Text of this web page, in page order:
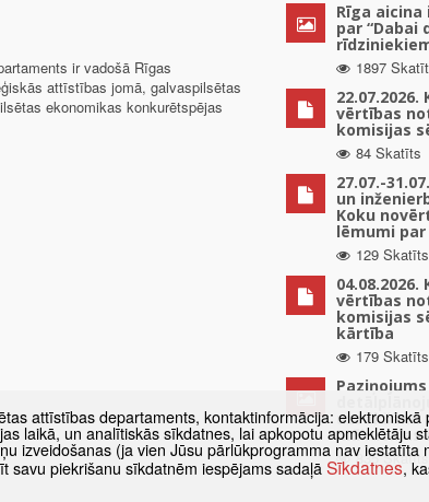
ir vadošā Rīgas
attīstības jomā, galvaspilsētas
ekonomikas konkurētspējas
Rīga
par “Dabai
1897
vērtības
komisijas
84 Skatīts
27.07.-
un
Koku
lēmumi
129 Skatīts
vērtības
komisijas
kārtība
179 Skatīts
uzsākšanu
Mūkusalas
835 Skatīts
attīstības departaments, kontaktinformācija: elektroniskā
laikā, un analītiskās sīkdatnes, lai apkopotu apmeklētāju
izveidošanas (ja vien Jūsu pārlūkprogramma nav
savu piekrišanu sīkdatnēm iespējams sadaļā Sīkdatnes,